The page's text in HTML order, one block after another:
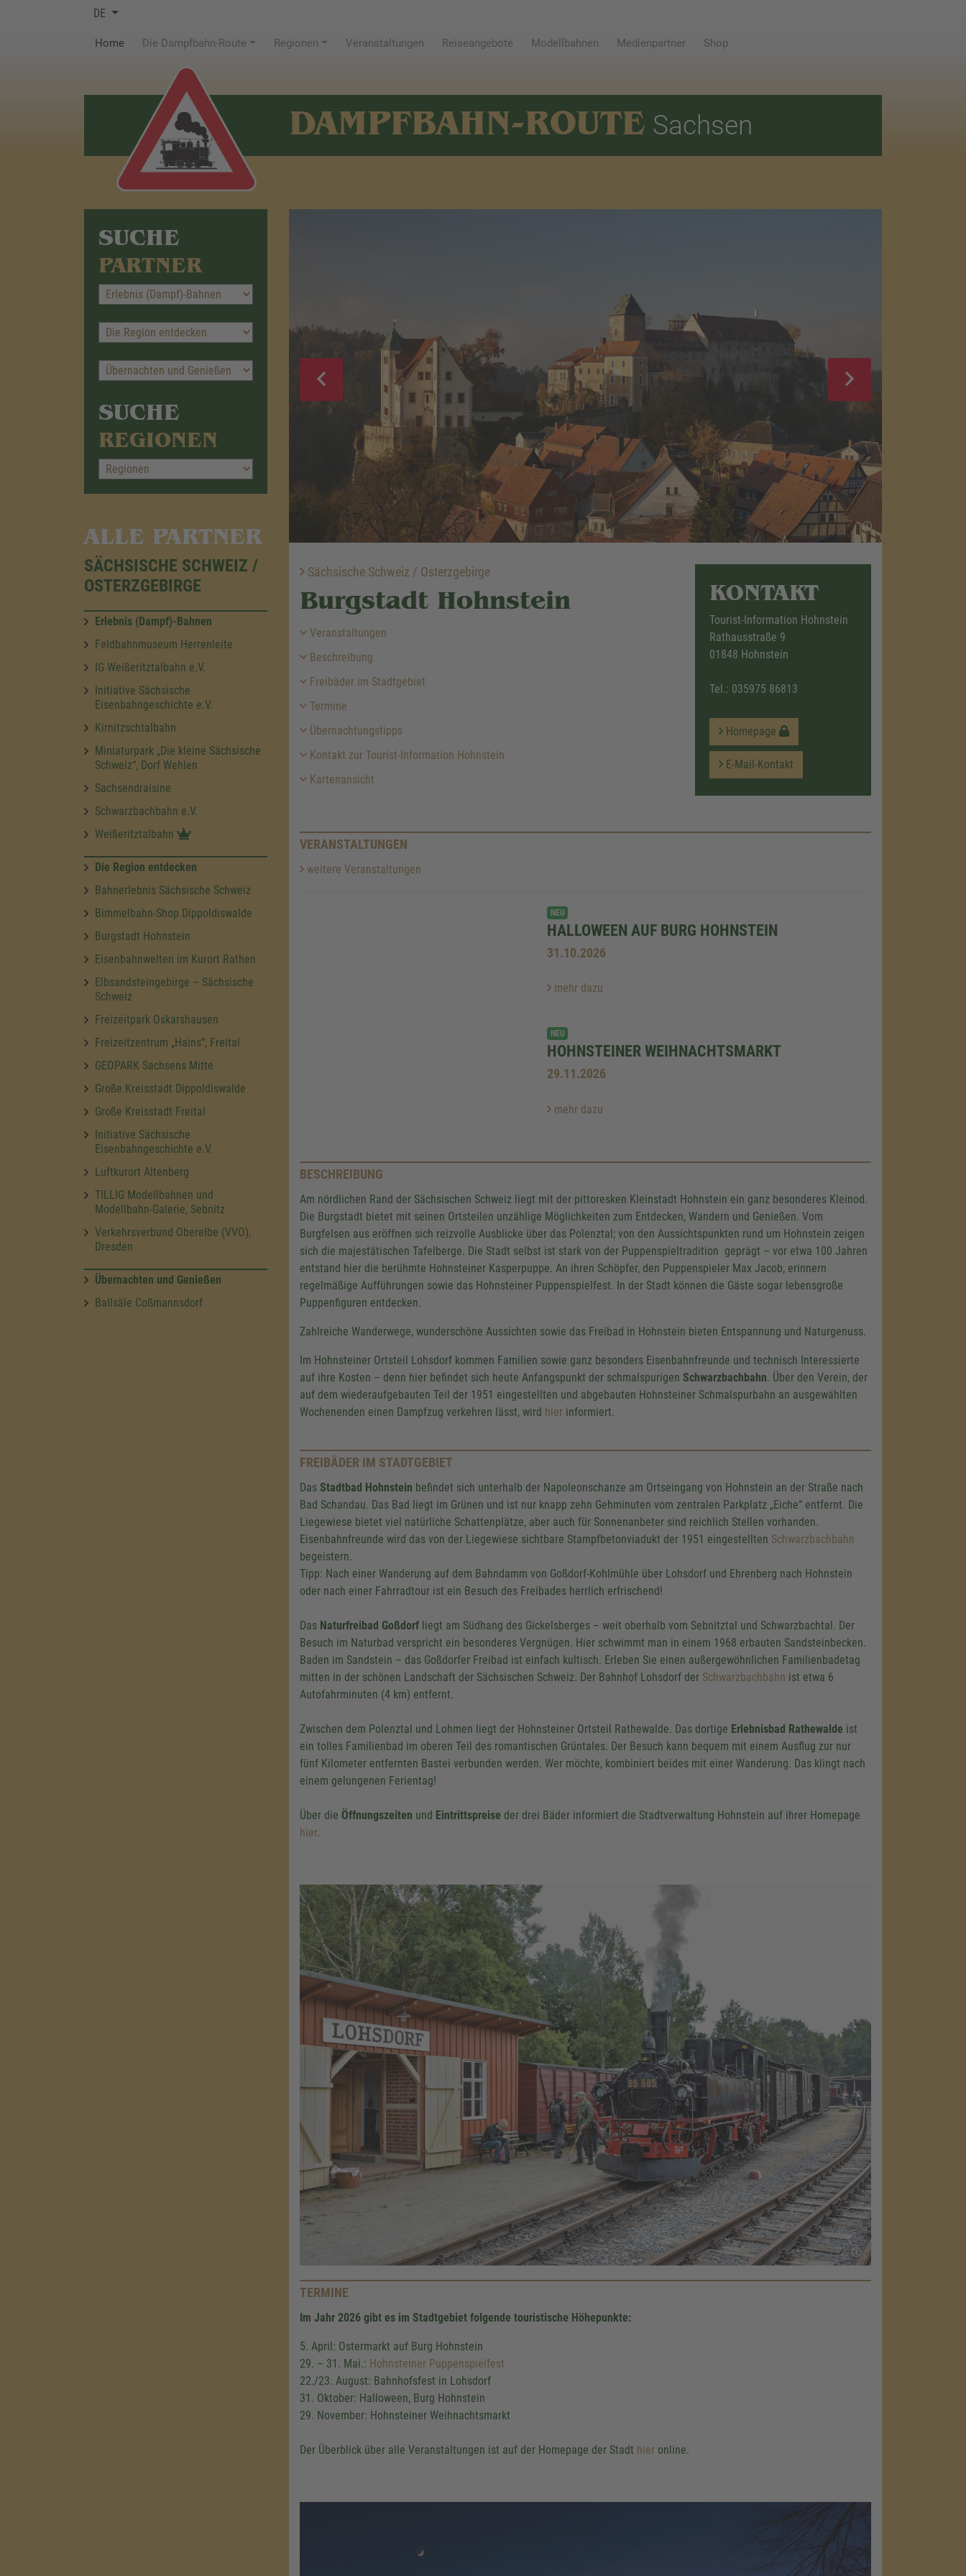
DE
Home(current)Die Dampfbahn-Route Regionen Veranstaltungen Reiseangebote Modellbahnen Medienpartner Shop
DAMPFBAHN-ROUTE Sachsen
SUCHE
PARTNER
SUCHE
REGIONEN
ALLE PARTNER
SÄCHSISCHE SCHWEIZ /
OSTERZGEBIRGE
Erlebnis (Dampf)-Bahnen
Feldbahnmuseum Herrenleite
IG Weißeritztalbahn e.V.
Initiative Sächsische
Eisenbahngeschichte e.V.
Kirnitzschtalbahn
Miniaturpark „Die kleine Sächsische
Schweiz“, Dorf Wehlen
Sachsendraisine
Schwarzbachbahn e.V.
Weißeritztalbahn
Die Region entdecken
Bahnerlebnis Sächsische Schweiz
Bimmelbahn-Shop Dippoldiswalde
Burgstadt Hohnstein
Eisenbahnwelten im Kurort Rathen
Elbsandsteingebirge – Sächsische
Schweiz
Freizeitpark Oskarshausen
Freizeitzentrum „Hains“, Freital
GEOPARK Sachsens Mitte
Große Kreisstadt Dippoldiswalde
Große Kreisstadt Freital
Initiative Sächsische
Eisenbahngeschichte e.V.
Luftkurort Altenberg
TILLIG Modellbahnen und
Modellbahn-Galerie, Sebnitz
Verkehrsverbund Oberelbe (VVO),
Dresden
Übernachten und Genießen
Ballsäle Coßmannsdorf
Sächsische Schweiz / Osterzgebirge
Burgstadt Hohnstein
Veranstaltungen
Beschreibung
Freibäder im Stadtgebiet
Termine
Übernachtungstipps
Kontakt zur Tourist-Information Hohnstein
Kartenansicht
KONTAKT
Tourist-Information Hohnstein
Rathausstraße 9
01848 Hohnstein
Tel.: 035975 86813
Homepage
E-Mail-Kontakt
VERANSTALTUNGEN
weitere Veranstaltungen
NEU
HALLOWEEN AUF BURG HOHNSTEIN
31.10.2026
mehr dazu
NEU
HOHNSTEINER WEIHNACHTSMARKT
29.11.2026
mehr dazu
BESCHREIBUNG
Am nördlichen Rand der Sächsischen Schweiz liegt mit der pittoresken Kleinstadt Hohnstein ein ganz besonderes Kleinod.
Die Burgstadt bietet mit seinen Ortsteilen unzählige Möglichkeiten zum Entdecken, Wandern und Genießen. Vom
Burgfelsen aus eröffnen sich reizvolle Ausblicke über das Polenztal; von den Aussichtspunkten rund um Hohnstein zeigen
sich die majestätischen Tafelberge. Die Stadt selbst ist stark von der Puppenspieltradition geprägt – vor etwa 100 Jahren
entstand hier die berühmte Hohnsteiner Kasperpuppe. An ihren Schöpfer, den Puppenspieler Max Jacob, erinnern
regelmäßige Aufführungen sowie das Hohnsteiner Puppenspielfest. In der Stadt können die Gäste sogar lebensgroße
Puppenfiguren entdecken.
Zahlreiche Wanderwege, wunderschöne Aussichten sowie das Freibad in Hohnstein bieten Entspannung und Naturgenuss.
Im Hohnsteiner Ortsteil Lohsdorf kommen Familien sowie ganz besonders Eisenbahnfreunde und technisch Interessierte
auf ihre Kosten – denn hier befindet sich heute Anfangspunkt der schmalspurigen Schwarzbachbahn. Über den Verein, der
auf dem wiederaufgebauten Teil der 1951 eingestellten und abgebauten Hohnsteiner Schmalspurbahn an ausgewählten
Wochenenden einen Dampfzug verkehren lässt, wird hier informiert.
FREIBÄDER IM STADTGEBIET
Das Stadtbad Hohnstein befindet sich unterhalb der Napoleonschanze am Ortseingang von Hohnstein an der Straße nach
Bad Schandau. Das Bad liegt im Grünen und ist nur knapp zehn Gehminuten vom zentralen Parkplatz „Eiche“ entfernt. Die
Liegewiese bietet viel natürliche Schattenplätze, aber auch für Sonnenanbeter sind reichlich Stellen vorhanden.
Eisenbahnfreunde wird das von der Liegewiese sichtbare Stampfbetonviadukt der 1951 eingestellten Schwarzbachbahn
begeistern.
Tipp: Nach einer Wanderung auf dem Bahndamm von Goßdorf-Kohlmühle über Lohsdorf und Ehrenberg nach Hohnstein
oder nach einer Fahrradtour ist ein Besuch des Freibades herrlich erfrischend!
Das Naturfreibad Goßdorf liegt am Südhang des Gickelsberges – weit oberhalb vom Sebnitztal und Schwarzbachtal. Der
Besuch im Naturbad verspricht ein besonderes Vergnügen. Hier schwimmt man in einem 1968 erbauten Sandsteinbecken.
Baden im Sandstein – das Goßdorfer Freibad ist einfach kultisch. Erleben Sie einen außergewöhnlichen Familienbadetag
mitten in der schönen Landschaft der Sächsischen Schweiz. Der Bahnhof Lohsdorf der Schwarzbachbahn ist etwa 6
Autofahrminuten (4 km) entfernt.
Zwischen dem Polenztal und Lohmen liegt der Hohnsteiner Ortsteil Rathewalde. Das dortige Erlebnisbad Rathewalde ist
ein tolles Familienbad im oberen Teil des romantischen Grüntales. Der Besuch kann bequem mit einem Ausflug zur nur
fünf Kilometer entfernten Bastei verbunden werden. Wer möchte, kombiniert beides mit einer Wanderung. Das klingt nach
einem gelungenen Ferientag!
Über die Öffnungszeiten und Eintrittspreise der drei Bäder informiert die Stadtverwaltung Hohnstein auf ihrer Homepage
hier.
TERMINE
Im Jahr 2026 gibt es im Stadtgebiet folgende touristische Höhepunkte:
5. April: Ostermarkt auf Burg Hohnstein
29. – 31. Mai.: Hohnsteiner Puppenspielfest
22./23. August: Bahnhofsfest in Lohsdorf
31. Oktober: Halloween, Burg Hohnstein
29. November: Hohnsteiner Weihnachtsmarkt
Der Überblick über alle Veranstaltungen ist auf der Homepage der Stadt hier online.